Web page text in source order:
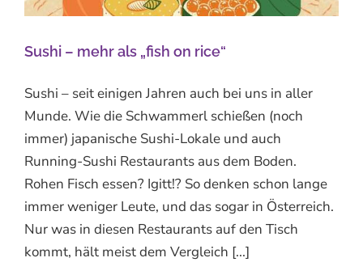
Sushi – mehr als „fish on rice“
Sushi – seit einigen Jahren auch bei uns in aller
Munde. Wie die Schwammerl schießen (noch
immer) japanische Sushi-Lokale und auch
Running-Sushi Restaurants aus dem Boden.
Rohen Fisch essen? Igitt!? So denken schon lange
immer weniger Leute, und das sogar in Österreich.
Nur was in diesen Restaurants auf den Tisch
kommt, hält meist dem Vergleich [...]